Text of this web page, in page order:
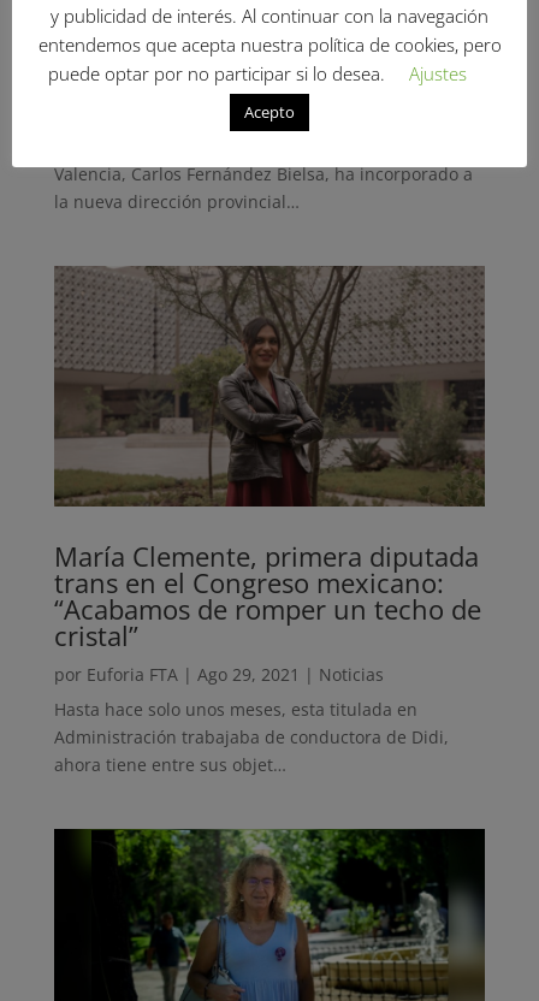
‘tiktoker’ Daniela Requena entra
en la ejecutiva del PSPV de
Valencia
Feb 17, 2022
Valencia, Carlos Fernández Bielsa, ha incorporado a
la nueva dirección provincial…
María Clemente, primera diputada
trans en el Congreso mexicano:
“Acabamos de romper un techo de
cristal”
por Euforia FTA | Ago 29, 2021 | Noticias
Hasta hace solo unos meses, esta titulada en
Administración trabajaba de conductora de Didi,
ahora tiene entre sus objet…
y publicidad de interés. Al continuar con la navegación
entendemos que acepta nuestra política de cookies, pero
puede optar por no participar si lo desea.
Ajustes
Acepto